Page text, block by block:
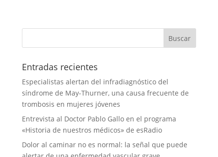
Entradas recientes
Especialistas alertan del infradiagnóstico del
síndrome de May-Thurner, una causa frecuente de
trombosis en mujeres jóvenes
Entrevista al Doctor Pablo Gallo en el programa
«Historia de nuestros médicos» de esRadio
Dolor al caminar no es normal: la señal que puede